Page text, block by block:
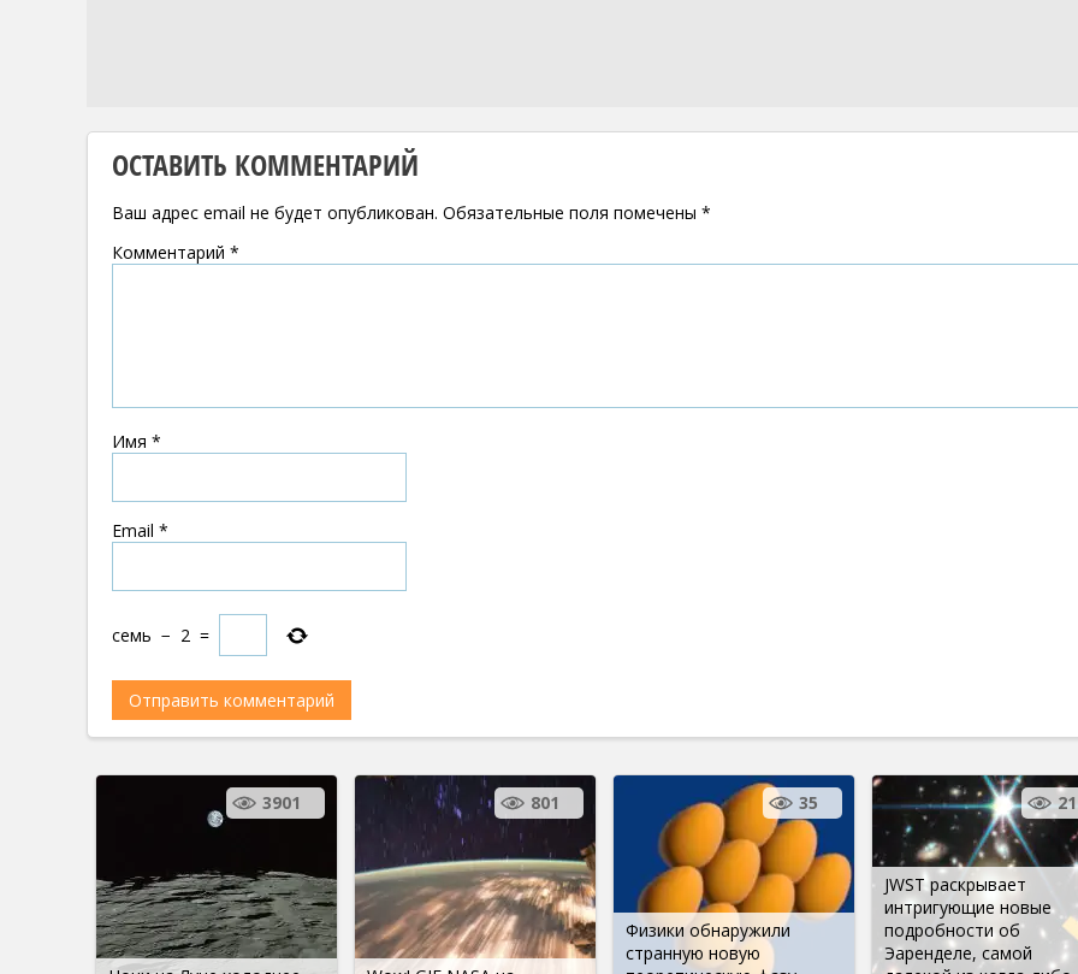
ОСТАВИТЬ КОММЕНТАРИЙ
Ваш адрес email не будет опубликован. Обязательные поля помечены *
Комментарий *
Имя *
Email *
семь − 2 =
3901 801
Физики обнаружили
странную новую
35
JWST раскрывает
интригующие новые
подробности об
Эаренделе, самой
21